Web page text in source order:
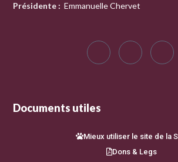
Présidente : Emmanuelle Chervet
Documents utiles
Mieux utiliser le site de la
Dons & Legs